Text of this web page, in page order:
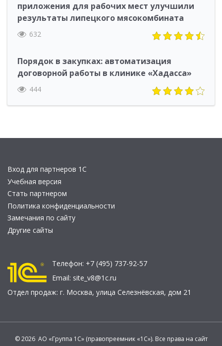
приложения для рабочих мест улучшили
результаты липецкого мясокомбината
632
Порядок в закупках: автоматизация
договорной работы в клинике «Хадасса»
444
Вход для партнеров 1С
Учебная версия
Стать партнером
Политика конфиденциальности
Замечания по сайту
Другие сайты
Телефон: +7 (495) 737-92-57
Email: site_v8@1c.ru
Отдел продаж: г. Москва, улица Селезнёвская, дом 21
© 2026 АО «Группа 1С» (правопреемник «1С»). Все права на сайт